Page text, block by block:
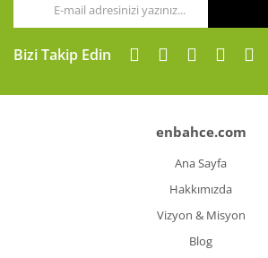
Bizi Takip Edin
enbahce.com
Ana Sayfa
Hakkımızda
Vizyon & Misyon
Blog